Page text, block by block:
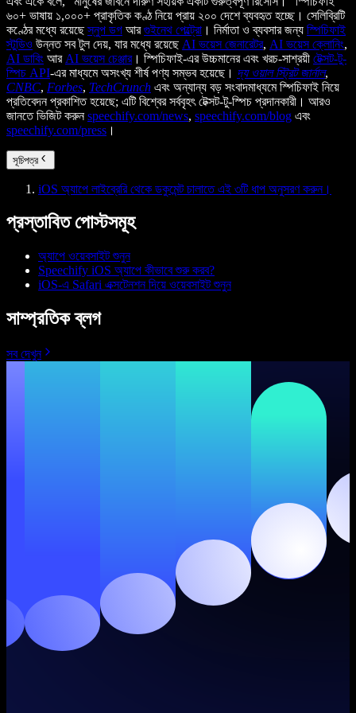
৬০+ ভাষায় ১,০০০+ প্রাকৃতিক কণ্ঠ নিয়ে প্রায় ২০০ দেশে ব্যবহৃত হচ্ছে। সেলিব্রিটি
কণ্ঠের মধ্যে রয়েছেস্নুপ ডগ আরগুইনেথ পেল্ট্রো । নির্মাতা ও ব্যবসার জন্য স্পিচিফাই
স্টুডিও উন্নত সব টুল দেয়, যার মধ্যে রয়েছে AI ভয়েস জেনারেটর, AI ভয়েস ক্লোনিং,
AI ডাবিং আর AI ভয়েস চেঞ্জার। স্পিচিফাই-এর উচ্চমানের এবং খরচ-সাশ্রয়ী টেক্সট-টু-
স্পিচ API-এর মাধ্যমে অসংখ্য শীর্ষ পণ্য সম্ভব হয়েছে। দ্য ওয়াল স্ট্রিট জার্নাল,
CNBC, Forbes, TechCrunch এবং অন্যান্য বড় সংবাদমাধ্যমে স্পিচিফাই নিয়ে
প্রতিবেদন প্রকাশিত হয়েছে; এটি বিশ্বের সর্ববৃহৎ টেক্সট-টু-স্পিচ প্রদানকারী। আরও
জানতে ভিজিট করুনspeechify.com/news, speechify.com/blog এবং
speechify.com/press ।
সূচিপত্র
iOS অ্যাপে লাইব্রেরি থেকে ডকুমেন্ট চালাতে এই ৩টি ধাপ অনুসরণ করুন।
প্রস্তাবিত পোস্টসমূহ
অ্যাপে ওয়েবসাইট শুনুন
Speechify iOS অ্যাপে কীভাবে শুরু করব?
iOS-এ Safari এক্সটেনশন দিয়ে ওয়েবসাইট শুনুন
সাম্প্রতিক ব্লগ
সব দেখুন